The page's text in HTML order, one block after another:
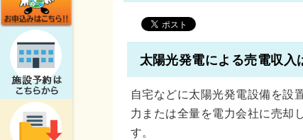
太陽光発電による売電収入
自宅などに太陽光発電設備を設
力または全量を電力会社に売却
す。